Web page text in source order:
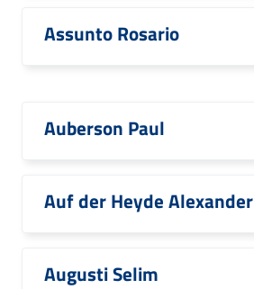
Assunto Rosario
Auberson Paul
Auf der Heyde Alexander
Augusti Selim